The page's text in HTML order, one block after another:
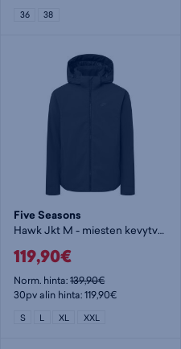
36 38
Five Seasons
Hawk Jkt M - miesten kevytvanutakki
119,90€
Norm. hinta:139,90€
30pv alin hinta: 119,90€
S L XL XXL